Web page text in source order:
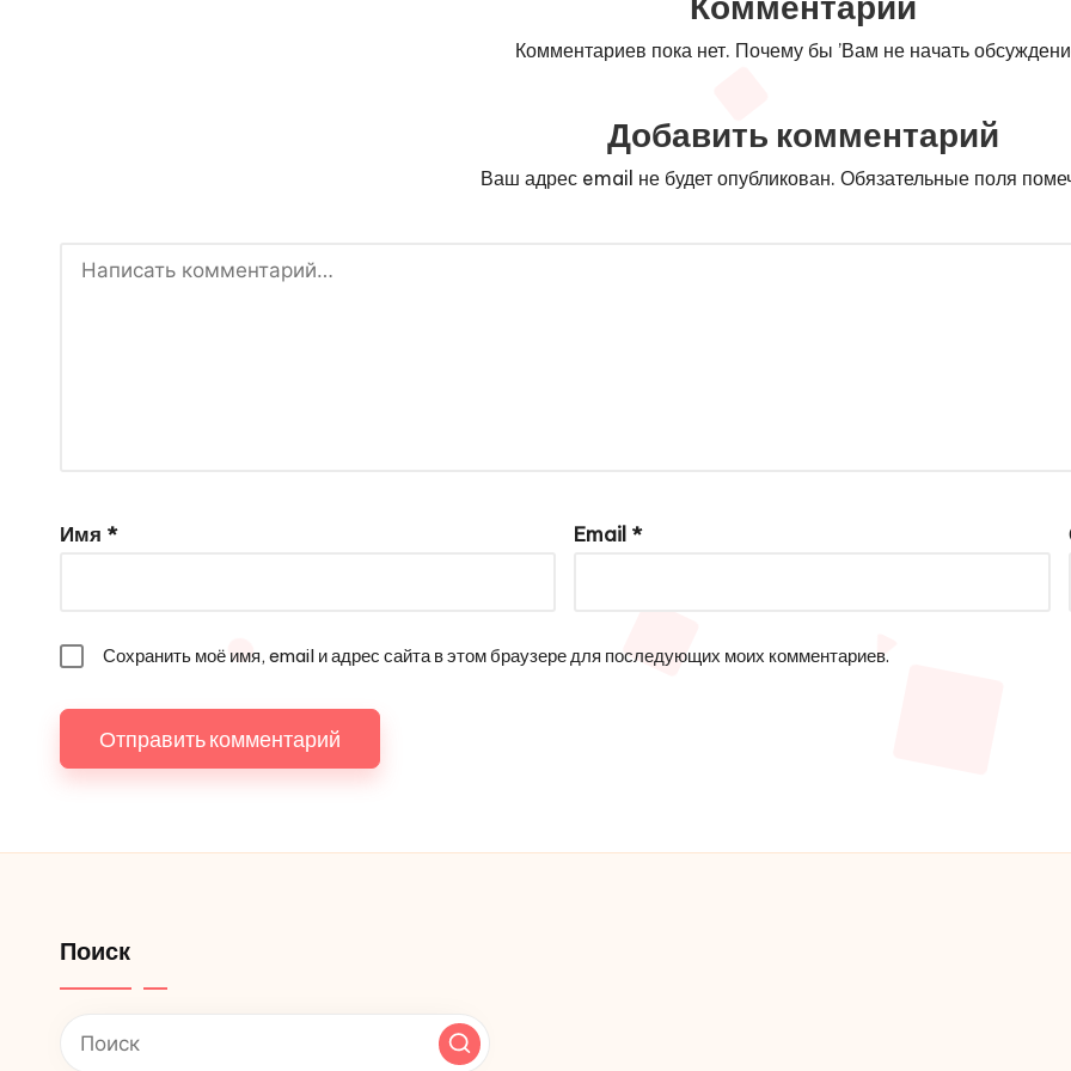
Комментариев пока нет. Почему бы ’Вам не начать
Добавить комментарий
Ваш адрес email не будет опубликован. Обязательные поля
Имя * Email *
Сохранить моё имя, email и адрес сайта в этом браузере для последующих моих комментариев.
Поиск